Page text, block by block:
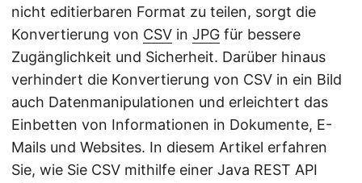
nicht editierbaren Format zu teilen, sorgt die
Konvertierung von CSV in JPG für bessere
Zugänglichkeit und Sicherheit. Darüber hinaus
verhindert die Konvertierung von CSV in ein Bild
auch Datenmanipulationen und erleichtert das
Einbetten von Informationen in Dokumente, E-
Mails und Websites. In diesem Artikel erfahren
Sie, wie Sie CSV mithilfe einer Java REST API